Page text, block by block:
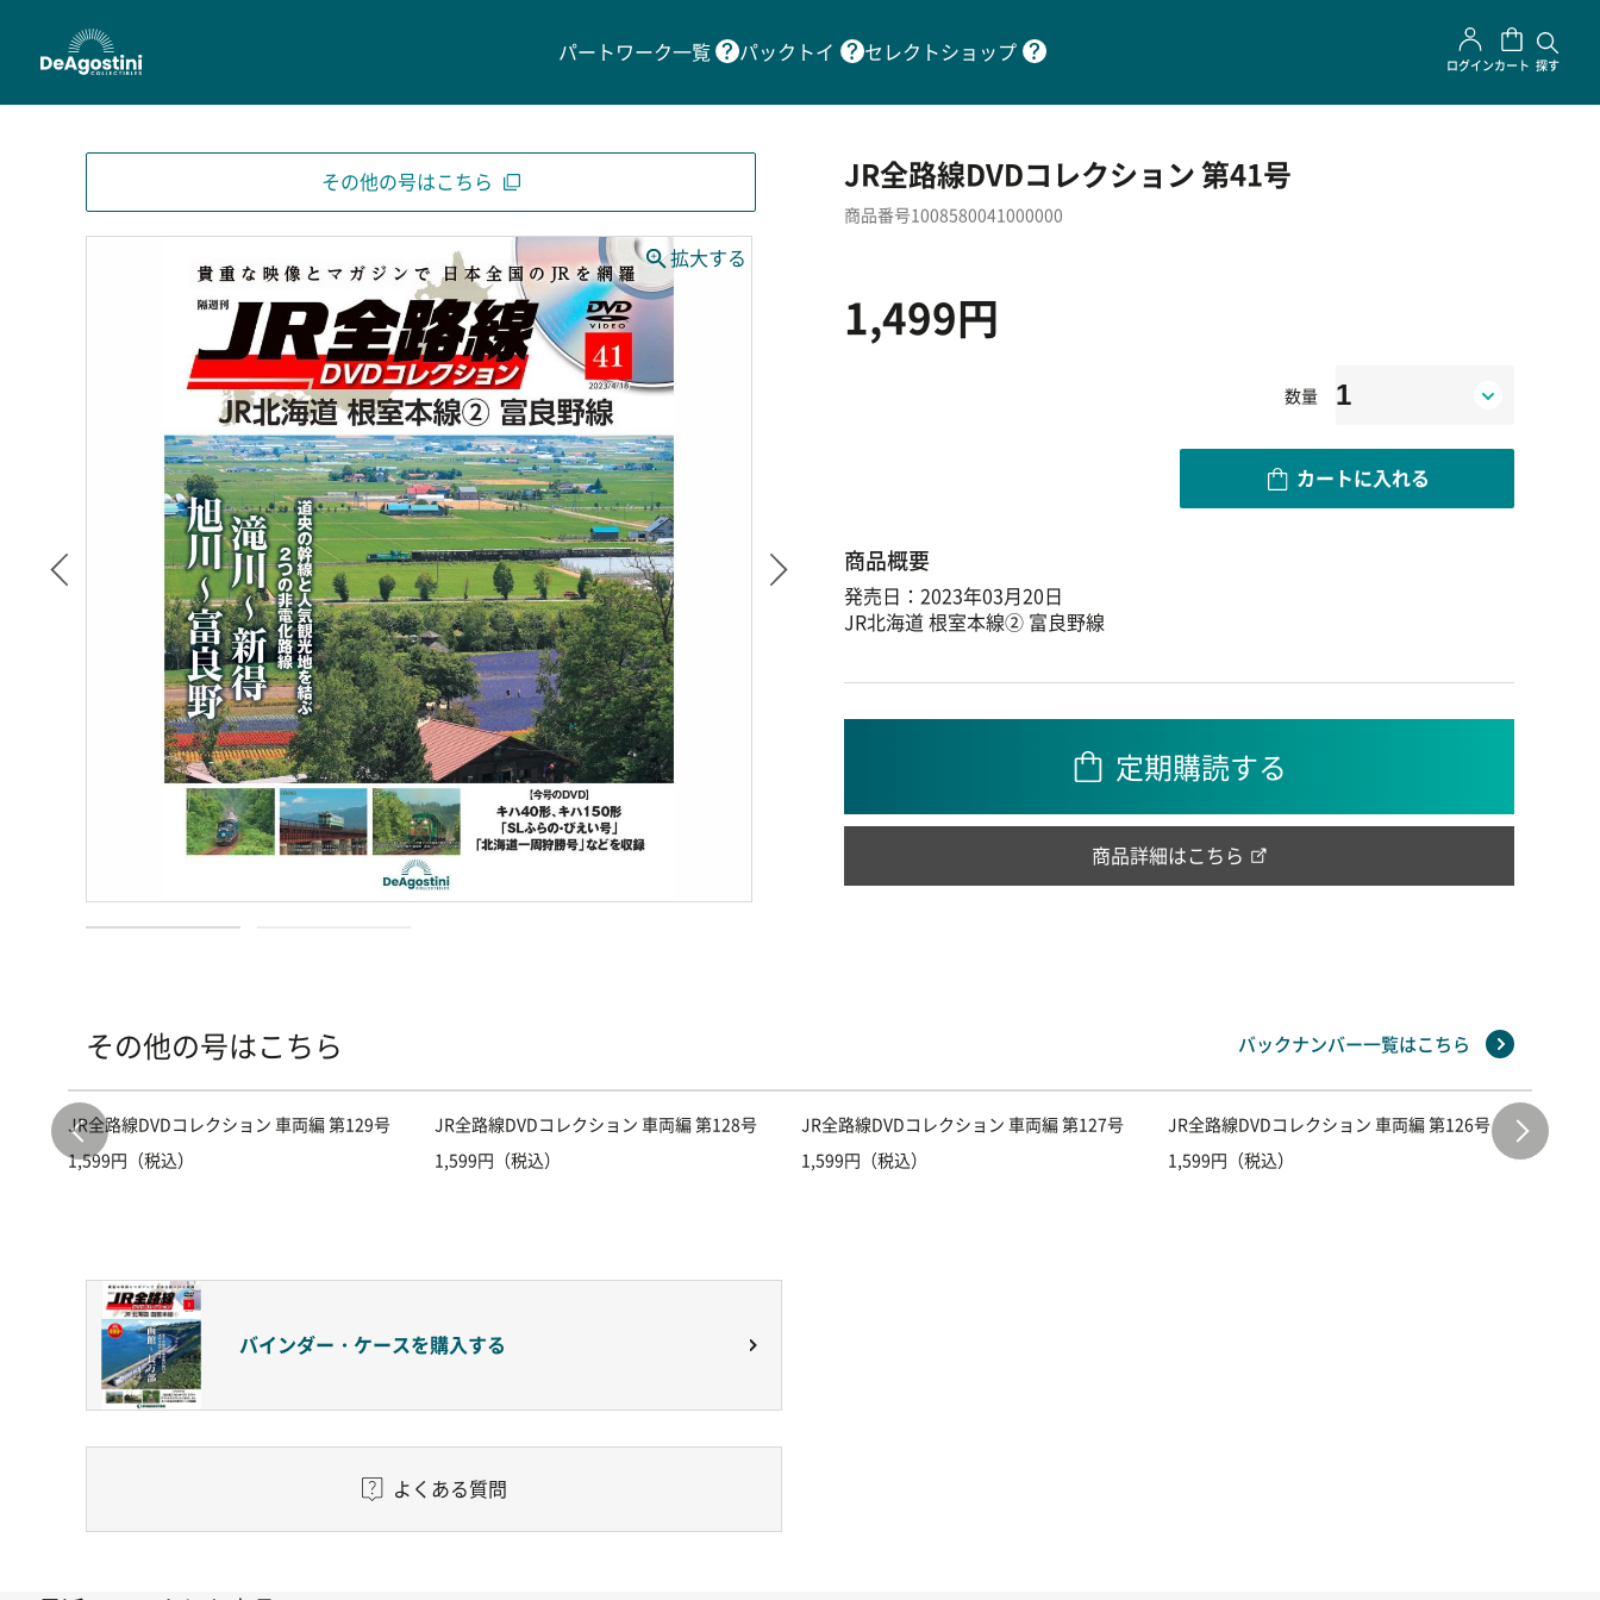
パートワーク一覧 パックトイ セレクトショップ ログインカート 探す
その他の号はこちら JR全路線DVDコレクション 第41号
商品番号1008580041000000
1,499円
数量
カートに入れる
商品概要
発売日：2023年03月20日
JR北海道 根室本線② 富良野線
定期購読する
商品詳細はこちら
その他の号はこちら
JR全路線DVDコレクション 車両編 第129号
1,599円（税込）
JR全路線DVDコレクション 車両編 第128号
1,599円（税込）
JR全路線DVDコレクション 車両編 第127号
1,599円（税込）
JR全路線DVDコレクション 車両編 第126号
1,599円（税込）
JR全
1,599円
バックナンバー一覧はこちら
バインダー・ケースを購入する
よくある質問